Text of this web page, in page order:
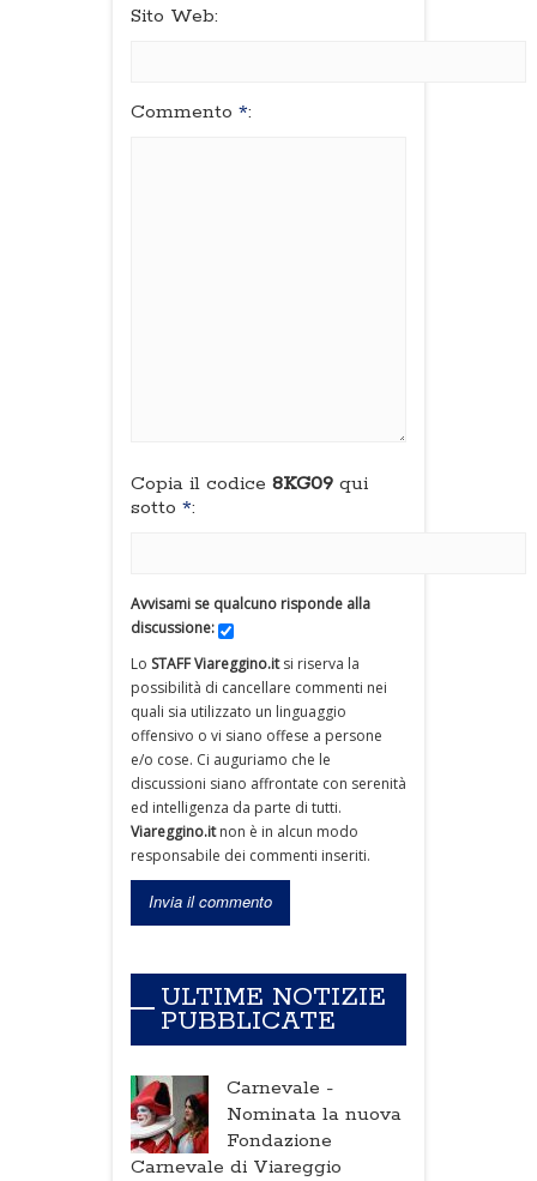
Sito Web:
Commento *:
Copia il codice 8KG09 qui
sotto *:
Avvisami se qualcuno risponde alla
discussione:
Lo STAFF Viareggino.itsi riserva la
possibilità di cancellare commenti nei
quali sia utilizzato un linguaggio
offensivo o vi siano offese a persone
e/o cose. Ci auguriamo che le
discussioni siano affrontate con serenità
ed intelligenza da parte di tutti.
Viareggino.itnon è in alcun modo
responsabile dei commenti inseriti.
ULTIME NOTIZIE
PUBBLICATE
Carnevale -
Nominata la nuova
Fondazione
Carnevale di Viareggio